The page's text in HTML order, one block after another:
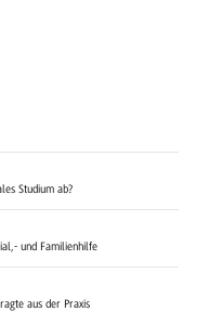
Studium ab?
und Familienhilfe
aus der Praxis